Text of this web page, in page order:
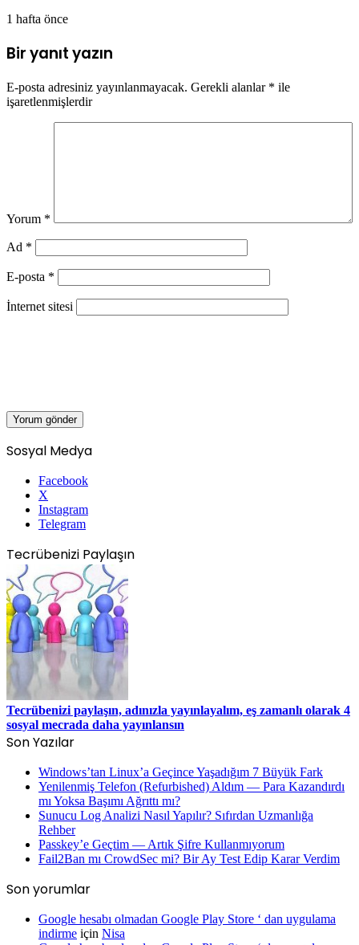
1 hafta önce
Bir yanıt yazın
E-posta adresiniz yayınlanmayacak. Gerekli alanlar * ile
işaretlenmişlerdir
Yorum *
Ad *
E-posta *
İnternet sitesi
Sosyal Medya
Facebook
X
Instagram
Telegram
Tecrübenizi Paylaşın
Tecrübenizi paylaşın, adınızla yayınlayalım, eş zamanlı olarak 4
sosyal mecrada daha yayınlansın
Son Yazılar
Windows’tan Linux’a Geçince Yaşadığım 7 Büyük Fark
Yenilenmiş Telefon (Refurbished) Aldım — Para Kazandırdı
mı Yoksa Başımı Ağrıttı mı?
Sunucu Log Analizi Nasıl Yapılır? Sıfırdan Uzmanlığa
Rehber
Passkey’e Geçtim — Artık Şifre Kullanmıyorum
Fail2Ban mı CrowdSec mi? Bir Ay Test Edip Karar Verdim
Son yorumlar
Google hesabı olmadan Google Play Store ‘ dan uygulama
indirme için Nisa